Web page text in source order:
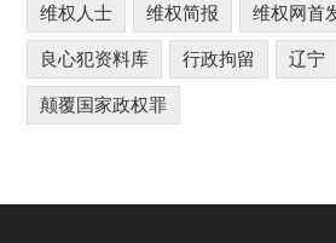
维权人士 维权简报 维权网首
良心犯资料库 行政拘留 辽宁
颠覆国家政权罪